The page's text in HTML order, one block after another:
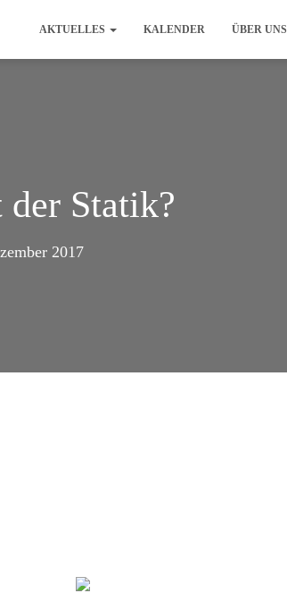
AKTUELLES KALENDER ÜBER UNS
Statik?
2017